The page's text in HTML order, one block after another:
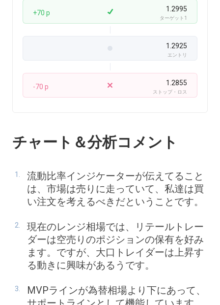
+70 p 1.2995
ターゲット1
1.2925
エントリ
-70 p 1.2855
ストップ・ロス
チャート＆分析コメント
流動比率インジケーターが伝えてること
は、市場は売りに走っていて、私達は買
い注文を考えるべきだということです。
現在のレンジ相場では、リテールトレー
ダーは空売りのポジションの保有を好み
ます。ですが、大口トレイダーは上昇す
る動きに興味があるうです。
MVPラインが為替相場より下にあって、